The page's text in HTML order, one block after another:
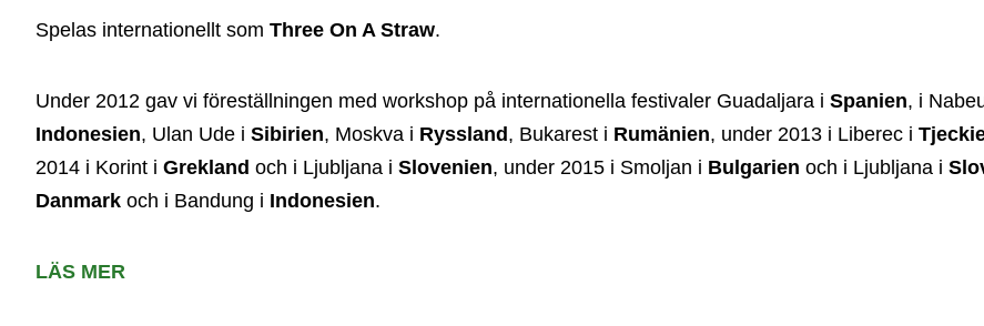
Spelas internationellt som Three On A Straw.
Under 2012 gav vi föreställningen med workshop på internationella festivaler Guadaljara i Spanien, i
Indonesien, Ulan Ude i Sibirien, Moskva i Ryssland , Bukarest i Rumänien, under 2013 i Liberec i
2014 i Korint i Grekland och i Ljubljana i Slovenien, under 2015 i Smoljan i Bulgarien och i Ljubljana i
Danmark och i Bandung i Indonesien.
LÄS MER